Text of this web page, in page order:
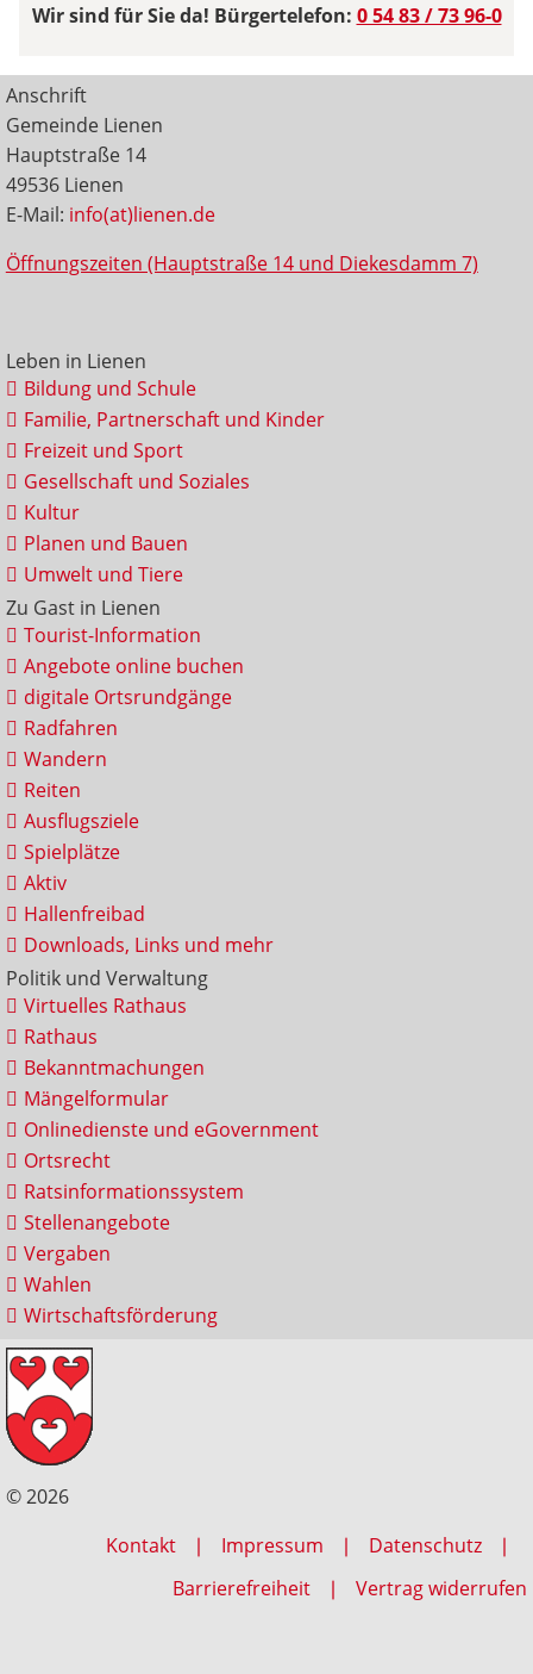
Wir sind für Sie da! Bürgertelefon: 0 54 83 / 73 96-0
Anschrift
Gemeinde Lienen
Hauptstraße 14
49536 Lienen
E-Mail: info(at)lienen.de
Öffnungszeiten (Hauptstraße 14 und Diekesdamm 7)
Leben in Lienen
Bildung und Schule
Familie, Partnerschaft und Kinder
Freizeit und Sport
Gesellschaft und Soziales
Kultur
Planen und Bauen
Umwelt und Tiere
Zu Gast in Lienen
Tourist-Information
Angebote online buchen
digitale Ortsrundgänge
Radfahren
Wandern
Reiten
Ausflugsziele
Spielplätze
Aktiv
Hallenfreibad
Downloads, Links und mehr
Politik und Verwaltung
Virtuelles Rathaus
Rathaus
Bekanntmachungen
Mängelformular
Onlinedienste und eGovernment
Ortsrecht
Ratsinformationssystem
Stellenangebote
Vergaben
Wahlen
Wirtschaftsförderung
© 2026
Kontakt
Impressum
Datenschutz
Barrierefreiheit
Vertrag widerrufen